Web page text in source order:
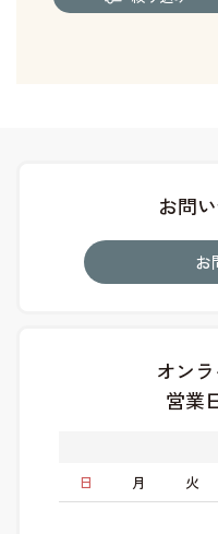
お問
お
オン
営業
日
月 火